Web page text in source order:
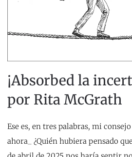
¡Absorbed la
por Rita McGrath
Ese es, en tres palabras, mi
ahora_ ¿Quién hubiera pensado